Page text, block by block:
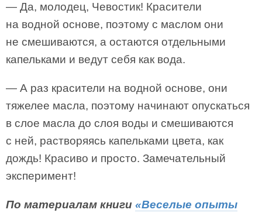
— Да, молодец, Чевостик! Красители
на водной основе, поэтому с маслом они
не смешиваются, а остаются отдельными
капельками и ведут себя как вода.
— А раз красители на водной основе, они
тяжелее масла, поэтому начинают опускаться
в слое масла до слоя воды и смешиваются
с ней, растворяясь капельками цвета, как
дождь! Красиво и просто. Замечательный
эксперимент!
По материалам книги «Веселые опыты